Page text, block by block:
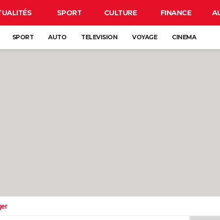
SPORT CULTURE FINANCE
SPORT AUTO TELEVISION VOYAGE CINEMA